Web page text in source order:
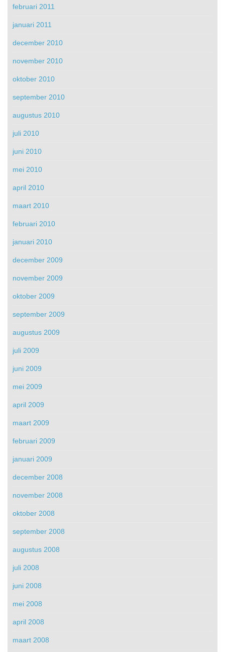
februari 2011
januari 2011
december 2010
november 2010
oktober 2010
september 2010
augustus 2010
juli 2010
juni 2010
mei 2010
april 2010
maart 2010
februari 2010
januari 2010
december 2009
november 2009
oktober 2009
september 2009
augustus 2009
juli 2009
juni 2009
mei 2009
april 2009
maart 2009
februari 2009
januari 2009
december 2008
november 2008
oktober 2008
september 2008
augustus 2008
juli 2008
juni 2008
mei 2008
april 2008
maart 2008